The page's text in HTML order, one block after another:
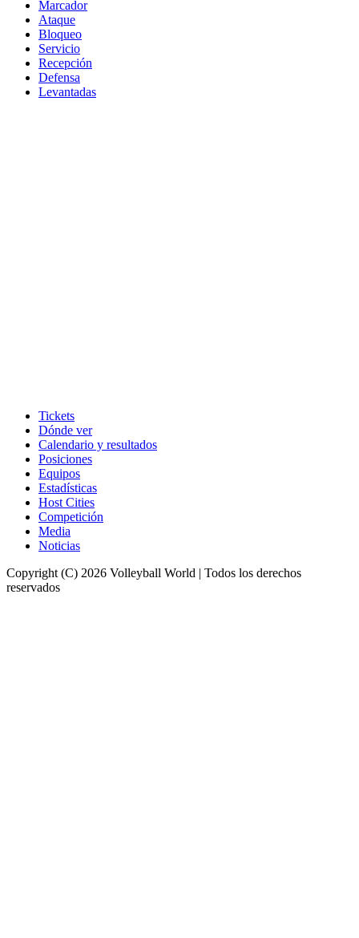
Marcador
Ataque
Bloqueo
Servicio
Recepción
Defensa
Levantadas
Tickets
Dónde ver
Calendario y resultados
Posiciones
Equipos
Estadísticas
Host Cities
Competición
Media
Noticias
Copyright (C) 2026 Volleyball World | Todos los derechos
reservados